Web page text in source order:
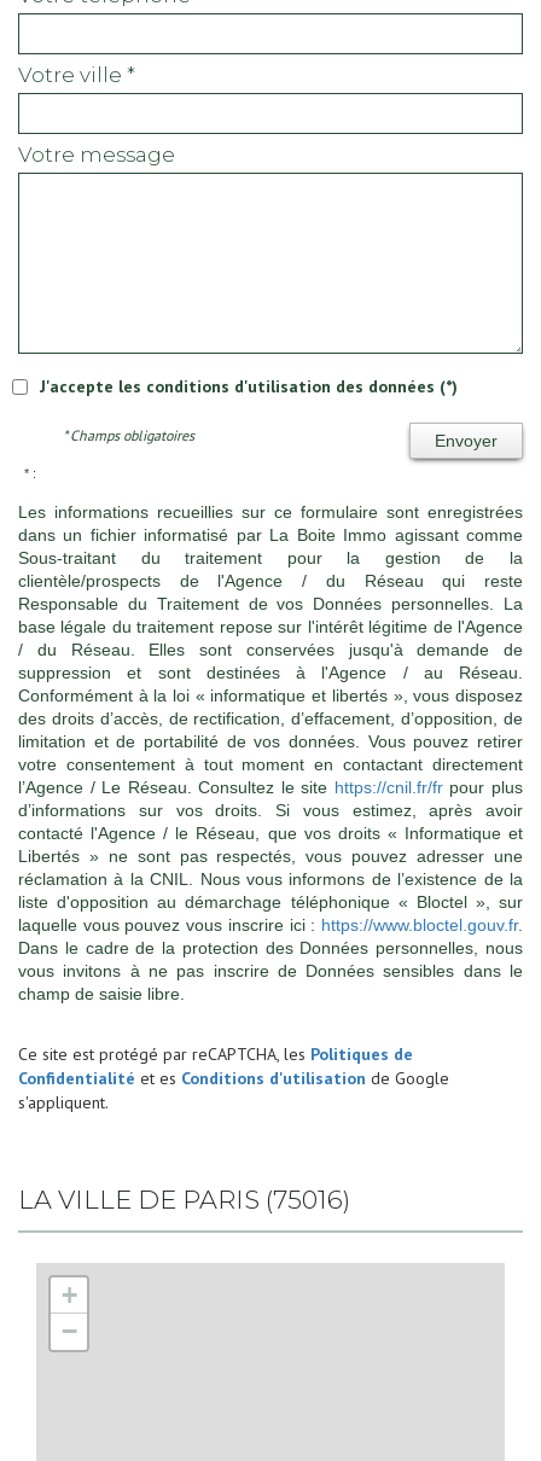
votre ville *
votre message
J'accepte les conditions d'utilisation des données (*)
Envoyer
* Champs obligatoires
* :
Les informations recueillies sur ce formulaire sont enregistrées
dans un fichier informatisé par La Boite Immo agissant comme
Sous-traitant du traitement pour la gestion de la
clientèle/prospects de l'Agence / du Réseau qui reste
Responsable du Traitement de vos Données personnelles. La
base légale du traitement repose sur l'intérêt légitime de l'Agence
/ du Réseau. Elles sont conservées jusqu'à demande de
suppression et sont destinées à l'Agence / au Réseau.
Conformément à la loi « informatique et libertés », vous disposez
des droits d’accès, de rectification, d’effacement, d’opposition, de
limitation et de portabilité de vos données. Vous pouvez retirer
votre consentement à tout moment en contactant directement
l’Agence / Le Réseau. Consultez le site https://cnil.fr/frpour plus
d’informations sur vos droits. Si vous estimez, après avoir
contacté l'Agence / le Réseau, que vos droits « Informatique et
Libertés » ne sont pas respectés, vous pouvez adresser une
réclamation à la CNIL. Nous vous informons de l’existence de la
liste d'opposition au démarchage téléphonique « Bloctel », sur
laquelle vous pouvez vous inscrire ici : https://www.bloctel.gouv.fr.
Dans le cadre de la protection des Données personnelles, nous
vous invitons à ne pas inscrire de Données sensibles dans le
champ de saisie libre.
Ce site est protégé par reCAPTCHA, les Politiques de
Confidentialité et es Conditions d'utilisation de Google
s'appliquent.
LA VILLE DE PARIS (75016)
+
−